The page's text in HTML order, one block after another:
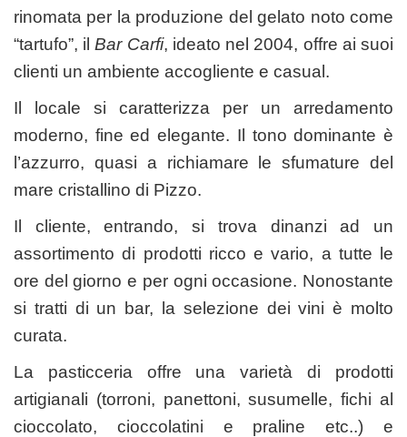
rinomata per la produzione del gelato noto come
“tartufo”, ilBar Carfi, ideato nel 2004, offre ai suoi
clienti un ambiente accogliente e casual.
Il locale si caratterizza per un arredamento
moderno, fine ed elegante. Il tono dominante è
l’azzurro, quasi a richiamare le sfumature del
mare cristallino di Pizzo.
Il cliente, entrando, si trova dinanzi ad un
assortimento di prodotti ricco e vario, a tutte le
ore del giorno e per ogni occasione. Nonostante
si tratti di un bar, la selezione dei vini è molto
curata.
La pasticceria offre una varietà di prodotti
artigianali (torroni, panettoni, susumelle, fichi al
cioccolato, cioccolatini e praline etc..) e